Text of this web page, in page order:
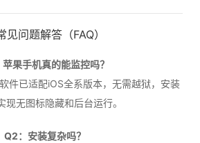
见问题解答（FAQ）
苹果手机真的能监控吗？
件已适配iOS全系版本，无需越狱，安装
现无图标隐藏和后台运行。
Q2：安装复杂吗？